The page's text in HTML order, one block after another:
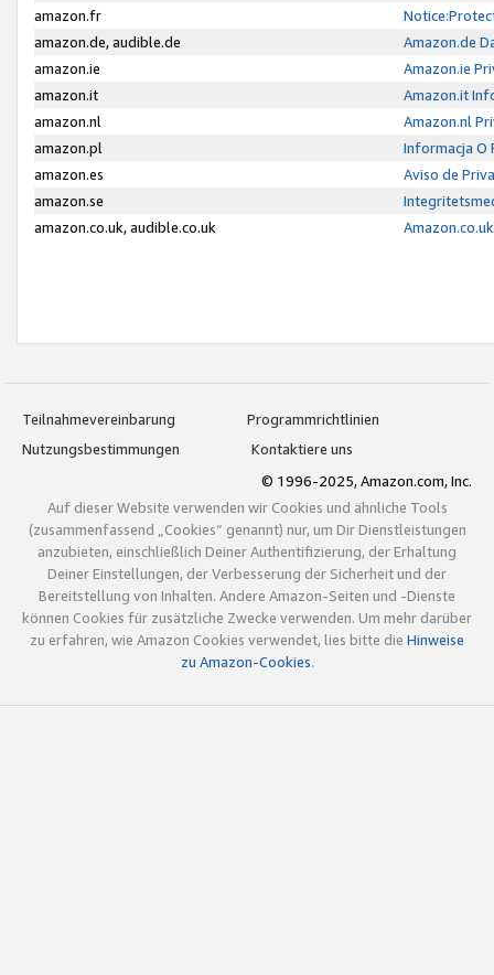
amazon.fr
amazon.de, audible.de
Amazon.de
amazon.ie
Amazon.ie
amazon.it
Amazon.it
amazon.nl
Amazon.nl
amazon.pl
Informacja O
amazon.es
Aviso de
amazon.se
amazon.co.uk, audible.co.uk
Teilnahmevereinbarung
Programmrichtlinien
Nutzungsbestimmungen
Kontaktiere uns
© 1996-2025, Amazon.com, Inc.
Auf dieser Website verwenden wir Cookies und ähnliche Tools
(zusammenfassend „Cookies“ genannt) nur, um Dir Dienstleistungen
anzubieten, einschließlich Deiner Authentifizierung, der Erhaltung
Deiner Einstellungen, der Verbesserung der Sicherheit und der
Bereitstellung von Inhalten. Andere Amazon-Seiten und -Dienste
können Cookies für zusätzliche Zwecke verwenden. Um mehr darüber
zu erfahren, wie Amazon Cookies verwendet, lies bitte die Hinweise
zu Amazon-Cookies.